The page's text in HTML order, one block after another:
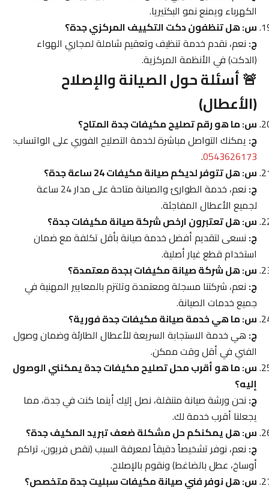
الكهرباء ويمنع نمو البكتيريا.
س: هل تنظفون دكت التكييف المركزي جدة؟
ج: نعم، نقدم خدمة تنظيف وتعقيم شاملة لمجاري الهواء
(الدكت) في الأنظمة المركزية.
🚨 أسئلة حول الصيانة والإصلاح
(الأعطال)
س: ما هو رقم تصليح مكيفات جدة المتاح؟
ج: يمكنك التواصل مباشرة لخدمة التصليح الفوري على الواتساب:
0543626173
.
س: هل تتوفر لديكم صيانة مكيفات 24 ساعة جدة؟
ج:
نعم، خدمة الطوارئ والصيانة متاحة على مدار 24 ساعة
لجميع الأعطال المفاجئة.
س: هل تعتبرون ارخص شركة صيانة مكيفات جدة؟
ج: نسعى لتقديم أفضل خدمة صيانة بأقل تكلفة مع ضمان
استخدام قطع غيار أصلية.
س: هل شركة صيانة مكيفات بجدة معتمدة؟
ج: نعم، شركتنا مسجلة ومعتمدة وتلتزم بالمعايير المهنية في
جميع خدمات الصيانة.
س: ما هي خدمة صيانة مكيفات جدة فورية؟
ج: هي خدمة الاستجابة السريعة للأعطال الطارئة وضمان وصول
الفني في أقل وقت ممكن.
س: ما هو أقرب محل تصليح مكيفات جدة يمكنني الوصول
إليه؟
ج: نحن ورشة صيانة متنقلة، نصل إليك أينما كنت في جدة، مما
يجعلنا أقرب خدمة لك.
س: هل يمكنكم حل مشكلة ضعف تبريد المكيف جدة؟
ج: نعم، نوفر تشخيصاً دقيقاً لمعرفة السبب (نقص فريون، تراكم
أوساخ، عطل بالضاغط) ونقوم بالإصلاح.
س: هل نوفر فني صيانة مكيفات سبليت جدة متخصص؟